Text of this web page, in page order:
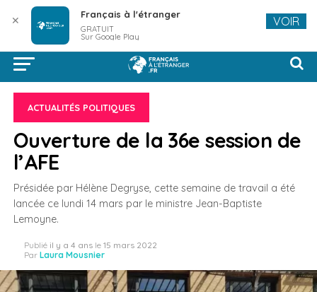
ACTUALITÉS POLITIQUES
Ouverture de la 36e session de
l’AFE
Présidée par Hélène Degryse, cette semaine de travail a été
lancée ce lundi 14 mars par le ministre Jean-Baptiste
Lemoyne.
Publié il y a 4 ans le 15 mars 2022
Par Laura Mousnier
✕ Français à l'étranger
GRATUIT
Sur Google Play
VOIR